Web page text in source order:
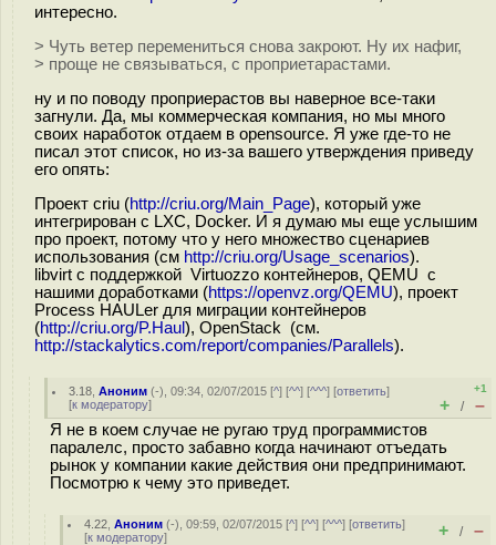
интересно.
> Чуть ветер перемениться снова закроют. Ну их нафиг,
> проще не связываться, с проприетарастами.
ну и по поводу проприерастов вы наверное все-таки
загнули. Да, мы коммерческая компания, но мы много
своих наработок отдаем в opensource. Я уже где-то не
писал этот список, но из-за вашего утверждения приведу
его опять:
Проект criu (http://criu.org/Main_Page), который уже
интегрирован с LXC, Docker. И я думаю мы еще услышим
про проект, потому что у него множество сценариев
использования (см http://criu.org/Usage_scenarios).
libvirt с поддержкой Virtuozzo контейнеров, QEMU с
нашими доработками (https://openvz.org/QEMU), проект
Process HAULer для миграции контейнеров
(http://criu.org/P.Haul), OpenStack (см.
http://stackalytics.com/report/companies/Parallels).
3.18 ,Аноним (-), 09:34, 02/07/2015 [^] [^^] [^^^] [ответить]
[к модератору]
+1
+ / –
Я не в коем случае не ругаю труд программистов
паралелс, просто забавно когда начинают отъедать
рынок у компании какие действия они предпринимают.
Посмотрю к чему это приведет.
4.22 ,Аноним (-), 09:59, 02/07/2015 [^] [^^] [^^^] [ответить]
[к модератору] + / –